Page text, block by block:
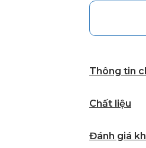
Thông tin
Chất liệu
Đánh giá